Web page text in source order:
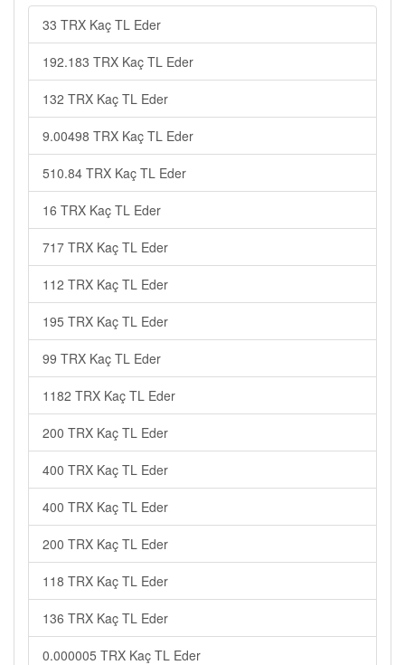
33 TRX Kaç TL Eder
192.183 TRX Kaç TL Eder
132 TRX Kaç TL Eder
9.00498 TRX Kaç TL Eder
510.84 TRX Kaç TL Eder
16 TRX Kaç TL Eder
717 TRX Kaç TL Eder
112 TRX Kaç TL Eder
195 TRX Kaç TL Eder
99 TRX Kaç TL Eder
1182 TRX Kaç TL Eder
200 TRX Kaç TL Eder
400 TRX Kaç TL Eder
400 TRX Kaç TL Eder
200 TRX Kaç TL Eder
118 TRX Kaç TL Eder
136 TRX Kaç TL Eder
0.000005 TRX Kaç TL Eder